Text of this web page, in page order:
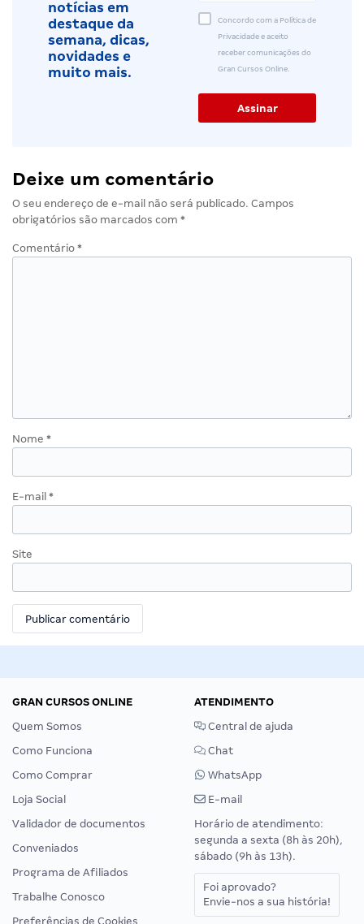
notícias em
destaque da
semana, dicas,
novidades e
muito mais.
Concordo com a Política de
Privacidade e aceito
receber comunicações do
Gran Cursos Online.
Deixe um comentário
O seu endereço de e-mail não será publicado. Campos
obrigatórios são marcados com *
Comentário *
Nome *
E-mail *
Site
GRAN CURSOS ONLINE
Quem Somos
Como Funciona
Como Comprar
Loja Social
Validador de documentos
Conveniados
Programa de Afiliados
Trabalhe Conosco
Preferências de Cookies
ATENDIMENTO
Central de ajuda
Chat
WhatsApp
E-mail
Horário de atendimento:
segunda a sexta (8h às 20h),
sábado (9h às 13h).
Foi aprovado?
Envie-nos a sua história!